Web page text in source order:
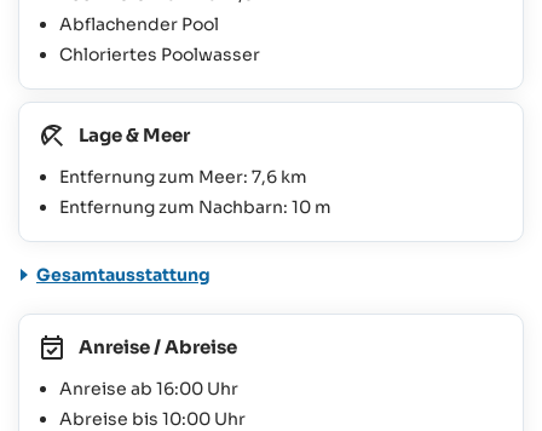
Abflachender Pool
Chloriertes Poolwasser
Lage & Meer
Entfernung zum Meer: 7,6 km
Entfernung zum Nachbarn: 10 m
Gesamtausstattung
Anreise / Abreise
Anreise ab 16:00 Uhr
Abreise bis 10:00 Uhr